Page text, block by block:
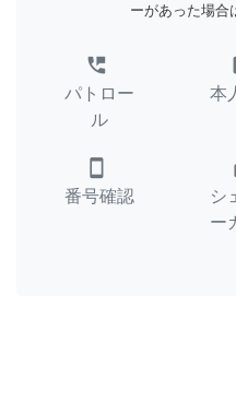
ーがあった場合
perm_phone_msg
パトロー
ル
本
smartphone
番号確認
シ
ー